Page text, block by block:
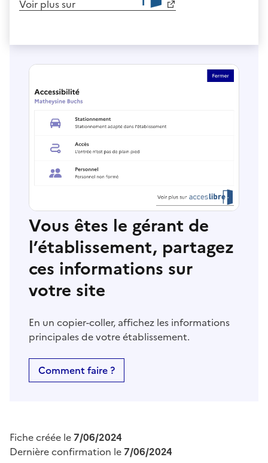
Voir plus sur
Vous êtes le gérant de
l’établissement, partagez
ces informations sur
votre site
En un copier-coller, affichez les informations
principales de votre établissement.
Comment faire ?
Fiche créée le 7/06/2024
Dernière confirmation le 7/06/2024